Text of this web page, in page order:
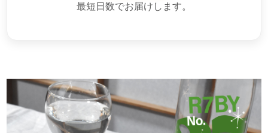
最短日数でお届けします。